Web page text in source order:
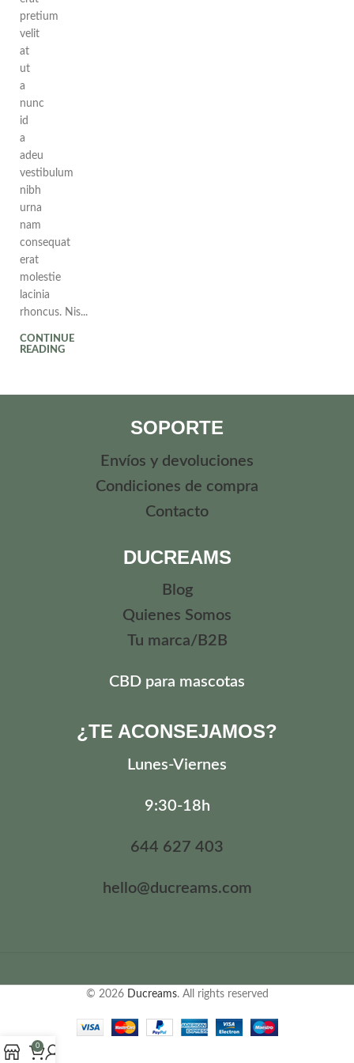
pretium
velit
at
ut
a
nunc
id
a
adeu
vestibulum
nibh
urna
nam
consequat
erat
molestie
lacinia
rhoncus. Nis...
CONTINUE
READING
SOPORTE
Envíos y devoluciones
Condiciones de compra
Contacto
DUCREAMS
Blog
Quienes Somos
Tu marca/B2B
CBD para mascotas
¿TE ACONSEJAMOS?
Lunes-Viernes
9:30-18h
644 627 403
hello@ducreams.com
© 2026 Ducreams. All rights reserved
0